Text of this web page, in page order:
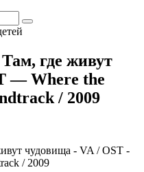
где живут
— Where the
/ 2009